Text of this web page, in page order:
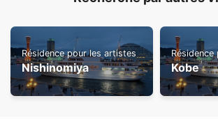
Résidence pour les artistes
Nishinomiya Kobe